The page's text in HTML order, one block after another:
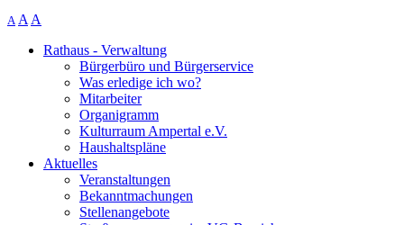
A A A
Rathaus - Verwaltung
Bürgerbüro und Bürgerservice
Was erledige ich wo?
Mitarbeiter
Organigramm
Kulturraum Ampertal e.V.
Haushaltspläne
Aktuelles
Veranstaltungen
Bekanntmachungen
Stellenangebote